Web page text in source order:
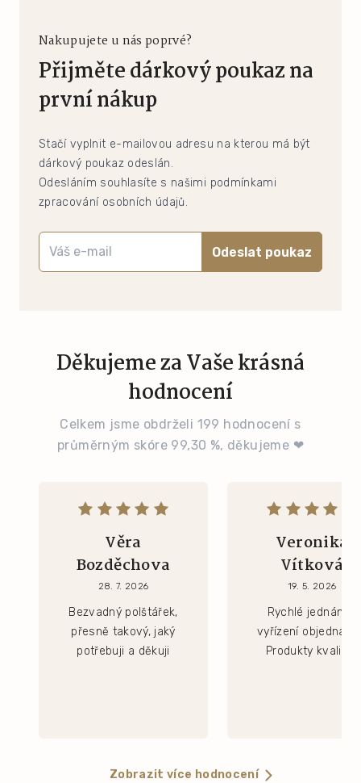
Nakupujete u nás poprvé?
Přijměte dárkový poukaz na
první nákup
Stačí vyplnit e-mailovou adresu na kterou má být
dárkový poukaz odeslán.
Odesláním souhlasíte s našimi podmínkami
zpracování osobních údajů.
Odeslat poukaz
Děkujeme za Vaše krásná
hodnocení
Celkem jsme obdrželi 199 hodnocení s
průměrným skóre 99,30 %, děkujeme ❤
Věra
Bozděchova
28. 7. 2026
Bezvadný polštářek,
přesně takový, jaký
potřebuji a děkuji
Veronika
Vítková
19. 5. 2026
Rychlé jednání a
vyřízení
Produkty kvalitní.
Zobrazit více hodnocení